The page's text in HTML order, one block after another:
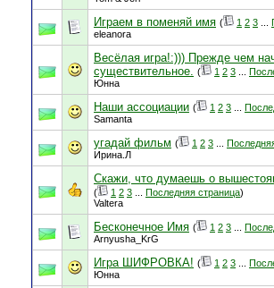
Играем в поменяй имя ( 1 2 3
eleanora
Весёлая игра!:))) Прежде чем
существительное. ( 1 2 3
Юнна
Наши ассоциации ( 1 2 3
Samanta
угадай фильм ( 1 2 3
Ирина.Л
Скажи, что думаешь о
( 1 2 3 Последняя страница)
Valtera
Бесконечное Имя ( 1 2 3
Arnyusha_KrG
Игра ШИФРОВКА! ( 1 2 3
Юнна